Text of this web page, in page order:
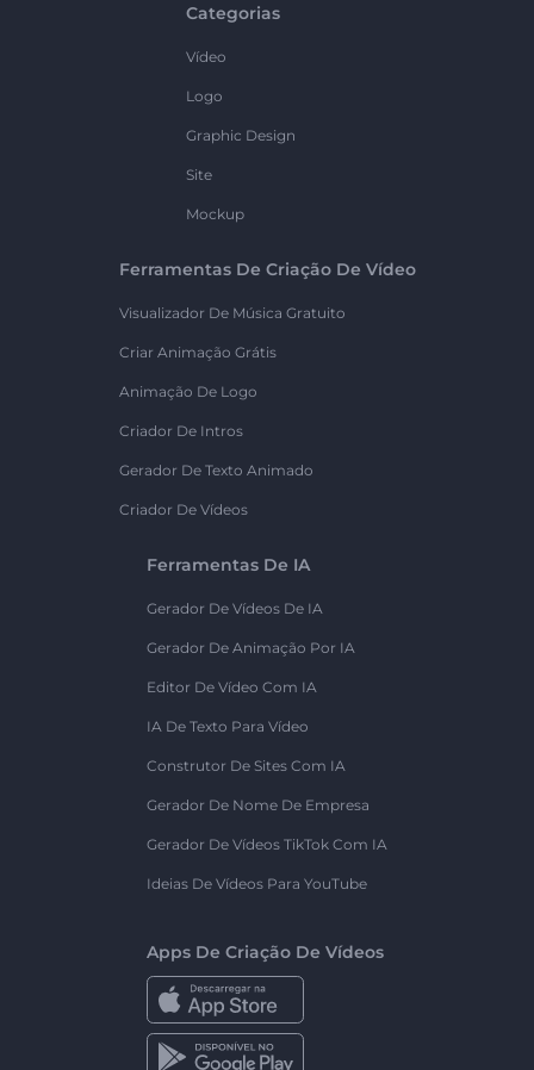
Categorias
Vídeo
Logo
Graphic Design
Site
Mockup
Ferramentas De Criação De Vídeo
Visualizador De Música Gratuito
Criar Animação Grátis
Animação De Logo
Criador De Intros
Gerador De Texto Animado
Criador De Vídeos
Ferramentas De IA
Gerador De Vídeos De IA
Gerador De Animação Por IA
Editor De Vídeo Com IA
IA De Texto Para Vídeo
Construtor De Sites Com IA
Gerador De Nome De Empresa
Gerador De Vídeos TikTok Com IA
Ideias De Vídeos Para YouTube
Apps De Criação De Vídeos